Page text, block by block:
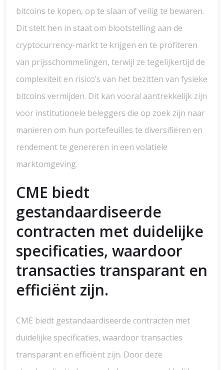
bitcoins te kopen, op te slaan of veilig te bewaren.
Dit stelt hen in staat om blootstelling aan de
cryptocurrency-markt te krijgen en te profiteren
van prijsschommelingen, terwijl ze tegelijkertijd de
complexiteit en risico’s van het bezitten van fysieke
bitcoins vermijden. Dit kan vooral aantrekkelijk zijn
voor institutionele beleggers die op zoek zijn naar
manieren om hun portefeuilles te diversifiëren en
rendement te genereren in een volatiele
marktomgeving.
CME biedt
gestandaardiseerde
contracten met duidelijke
specificaties, waardoor
transacties transparant en
efficiënt zijn.
CME biedt gestandaardiseerde contracten met
duidelijke specificaties, waardoor transacties
transparant en efficiënt zijn. Door deze